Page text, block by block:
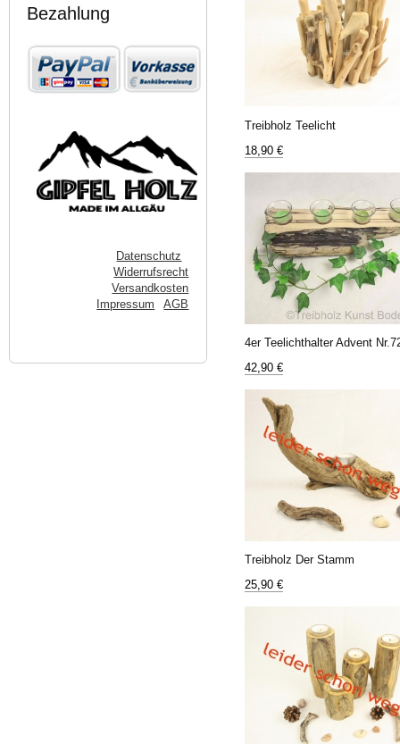
Bezahlung
Datenschutz
Widerrufsrecht
Versandkosten
Impressum
AGB
Treibholz Teelicht
18,90 €
4er Teelichthalter Advent
42,90 €
Treibholz Der Stamm
25,90 €